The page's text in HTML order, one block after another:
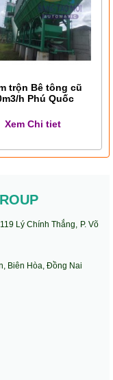
trộn Bê tông cũ
h Phú Quốc
Xem Chi tiet
Lý Chính Thắng, P. Võ
Biên Hòa, Đồng Nai